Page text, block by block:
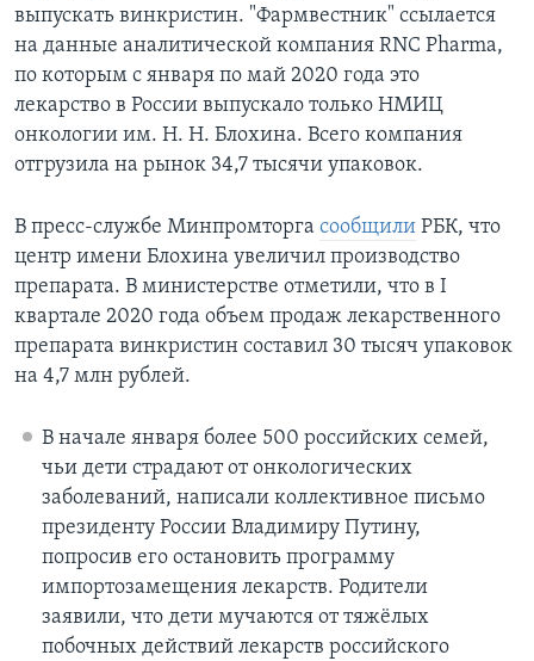
выпускать винкристин. "Фармвестник" ссылается
на данные аналитической компания RNC Pharma,
по которым с января по май 2020 года это
лекарство в России выпускало только НМИЦ
онкологии им. Н. Н. Блохина. Всего компания
отгрузила на рынок 34,7 тысячи упаковок.
В пресс-службе Минпромторга сообщили РБК, что
центр имени Блохина увеличил производство
препарата. В министерстве отметили, что в I
квартале 2020 года объем продаж лекарственного
препарата винкристин составил 30 тысяч упаковок
на 4,7 млн рублей.
В начале января более 500 российских семей,
чьи дети страдают от онкологических
заболеваний, написали коллективное письмо
президенту России Владимиру Путину,
попросив его остановить программу
импортозамещения лекарств. Родители
заявили, что дети мучаются от тяжёлых
побочных действий лекарств российского